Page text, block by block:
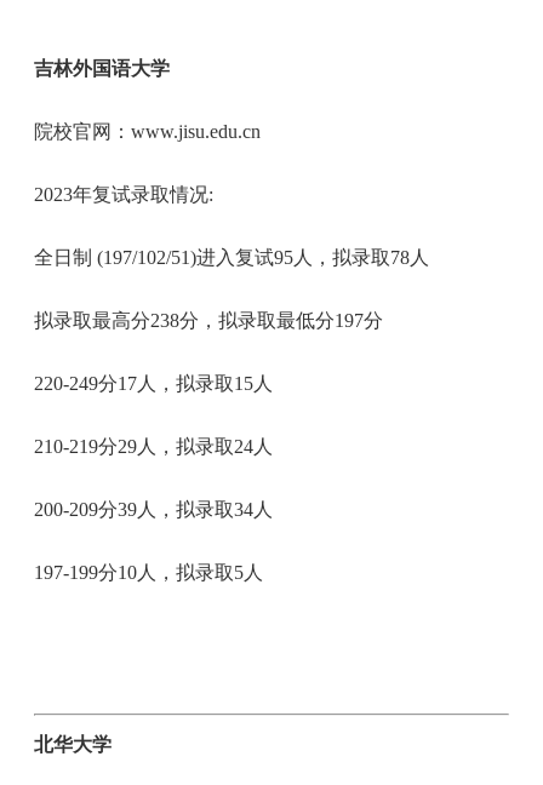
吉林外国语大学
院校官网：www.jisu.edu.cn
2023年复试录取情况:
全日制 (197/102/51)进入复试95人，拟录取78人
拟录取最高分238分，拟录取最低分197分
220-249分17人，拟录取15人
210-219分29人，拟录取24人
200-209分39人，拟录取34人
197-199分10人，拟录取5人
北华大学